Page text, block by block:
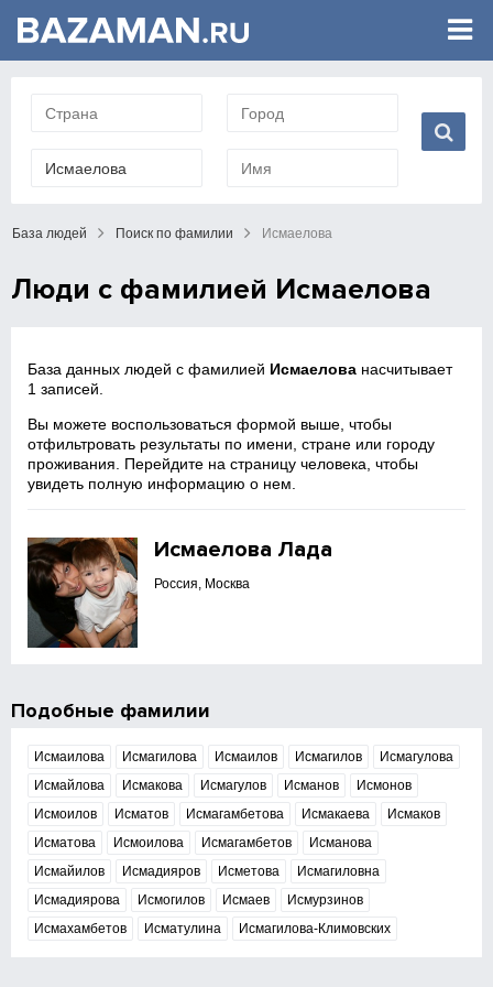
База людей Поиск по фамилии Исмаелова
Люди с фамилией Исмаелова
База данных людей с фамилией Исмаелова насчитывает
1 записей.
Вы можете воспользоваться формой выше, чтобы
отфильтровать результаты по имени, стране или городу
проживания. Перейдите на страницу человека, чтобы
увидеть полную информацию о нем.
Исмаелова Лада
Россия, Москва
Подобные фамилии
Исмаилова Исмагилова Исмаилов Исмагилов
Исмагулова
Исмайлова
Исмакова Исмагулов Исманов
Исмонов
Исмоилов
Исматов Исмагамбетова Исмакаева
Исмаков
Исматова
Исмоилова Исмагамбетов
Исманова
Исмайилов
Исмадияров Исметова
Исмагиловна
Исмадиярова
Исмогилов Исмаев
Исмурзинов
Исмахамбетов
Исматулина Исмагилова-Климовских